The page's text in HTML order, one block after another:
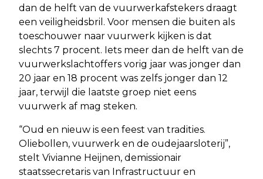
dan de helft van de vuurwerkafstekers draagt
een veiligheidsbril. Voor mensen die buiten als
toeschouwer naar vuurwerk kijken is dat
slechts 7 procent. Iets meer dan de helft van de
vuurwerkslachtoffers vorig jaar was jonger dan
20 jaar en 18 procent was zelfs jonger dan 12
jaar, terwijl die laatste groep niet eens
vuurwerk af mag steken.
“Oud en nieuw is een feest van tradities.
Oliebollen, vuurwerk en de oudejaarsloterij”,
stelt Vivianne Heijnen, demissionair
staatssecretaris van Infrastructuur en